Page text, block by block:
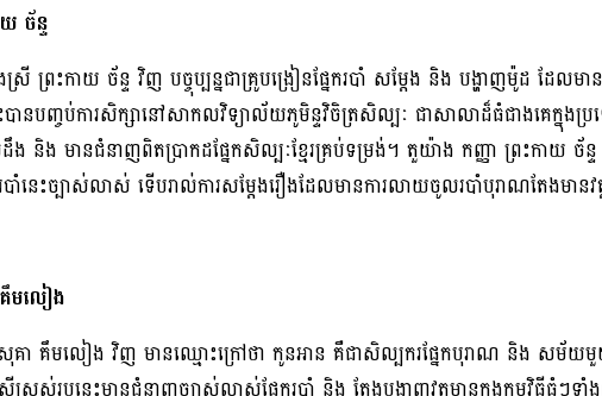
ច័ន្ទ
រី ព្រះកាយ ច័ន្ទ វិញ បច្ចុប្បន្នជាគ្រូបង្រៀនផ្នែករបាំ សម្ដែង និង បង្ហាញម៉ូដ ដែលមា
នបញ្ចប់ការសិក្សានៅសាកលវិទ្យាល័យភូមិន្ទវិចិត្រសិល្បៈ ជាសាលាដ៏ធំជាងគេក្នុងប្រទ
និង មានជំនាញពិតប្រាកដផ្នែកសិល្បៈខ្មែរគ្រប់ទម្រង់។ តួយ៉ាង កញ្ញា ព្រះកាយ ច័
ាំនេះច្បាស់លាស់ ទើបរាល់ការសម្ដែងរឿងដែលមានការលាយចូលរបាំបុរាណតែងមាន
គឹមលៀង
គឹមលៀង វិញ មានឈ្មោះក្រៅថា កូនអាន គឺជាសិល្បករផ្នែកបុរាណ និង សម័យ